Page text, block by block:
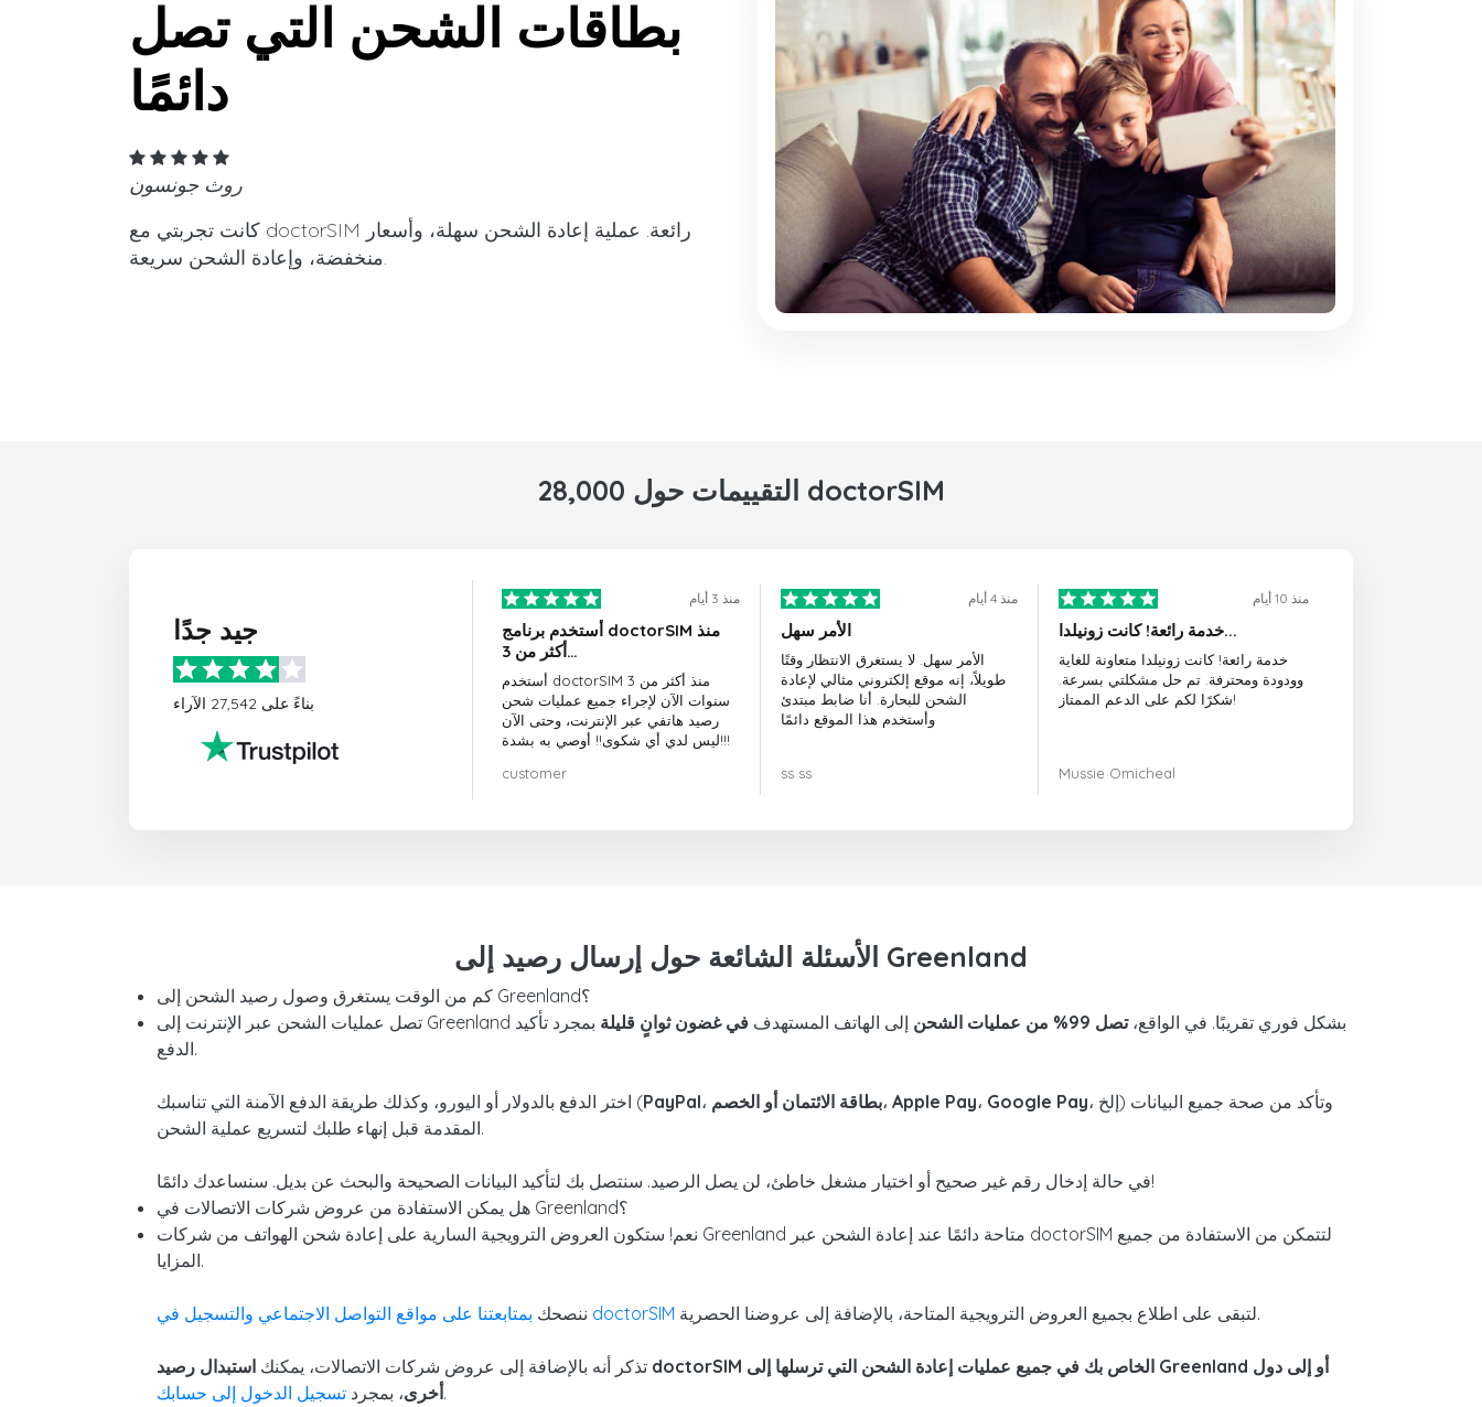
بطاقات الشحن التي تصل
دائمًا
روث جونسون
كانت تجربتي مع doctorSIM رائعة. عملية إعادة الشحن سهلة، وأسعار
منخفضة، وإعادة الشحن سريعة.
28,000 التقييمات حول doctorSIM
جيد جدًا
بناءً على 27,542 الآراء
منذ 3 أيام
أستخدم برنامج doctorSIM منذ
أكثر من 3…
أستخدم doctorSIM منذ أكثر من 3
سنوات الآن لإجراء جميع عمليات شحن
رصيد هاتفي عبر الإنترنت، وحتى الآن
ليس لدي أي شكوى!! أوصي به بشدة!!!
customer
منذ 4 أيام
الأمر سهل
الأمر سهل. لا يستغرق الانتظار وقتًا
طويلاً، إنه موقع إلكتروني مثالي لإعادة
الشحن للبحارة. أنا ضابط مبتدئ
وأستخدم هذا الموقع دائمًا
ss ss
منذ 10 أيام
خدمة رائعة! كانت زونيلدا...
خدمة رائعة! كانت زونيلدا متعاونة للغاية
وودودة ومحترفة. تم حل مشكلتي بسرعة.
شكرًا لكم على الدعم الممتاز!
Mussie Omicheal
الأسئلة الشائعة حول إرسال رصيد إلى Greenland
كم من الوقت يستغرق وصول رصيد الشحن إلى Greenland؟
تصل عمليات الشحن عبر الإنترنت إلى Greenland بشكل فوري تقريبًا. في الواقع،تصل 99% من عمليات الشحن إلى الهاتف المستهدف في غضون ثوانٍ قليلة بمجرد تأكيد
الدفع.
اختر الدفع بالدولار أو اليورو، وكذلك طريقة الدفع الآمنة التي تناسبك (PayPal، بطاقة الائتمان أو الخصم، Apple Pay، Google Pay، إلخ) وتأكد من صحة جميع البيانات
المقدمة قبل إنهاء طلبك لتسريع عملية الشحن.
في حالة إدخال رقم غير صحيح أو اختيار مشغل خاطئ، لن يصل الرصيد. سنتصل بك لتأكيد البيانات الصحيحة والبحث عن بديل. سنساعدك دائمًا!
هل يمكن الاستفادة من عروض شركات الاتصالات في Greenland؟
نعم! ستكون العروض الترويجية السارية على إعادة شحن الهواتف من شركات Greenland متاحة دائمًا عند إعادة الشحن عبر doctorSIM لتتمكن من الاستفادة من جميع
المزايا.
ننصحك بمتابعتنا على مواقع التواصل الاجتماعي والتسجيل في doctorSIM لتبقى على اطلاع بجميع العروض الترويجية المتاحة، بالإضافة إلى عروضنا الحصرية.
تذكر أنه بالإضافة إلى عروض شركات الاتصالات، يمكنك استبدال رصيد doctorSIM الخاص بك في جميع عمليات إعادة الشحن التي ترسلها إلى Greenland أو إلى دول
أخرى، بمجرد تسجيل الدخول إلى حسابك
.